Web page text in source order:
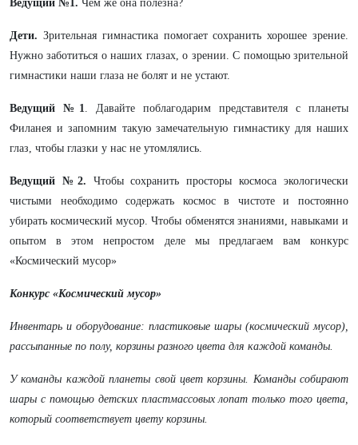
Ведущий №1. Чем же она полезна?
Дети. Зрительная гимнастика помогает сохранить хорошее зрение.
Нужно заботиться о наших глазах, о зрении. С помощью зрительной
гимнастики наши глаза не болят и не устают.
Ведущий №1. Давайте поблагодарим представителя с планеты
Филанея и запомним такую замечательную гимнастику для наших
глаз, чтобы глазки у нас не утомлялись.
Ведущий №2. Чтобы сохранить просторы космоса экологически
чистыми необходимо содержать космос в чистоте и постоянно
убирать космический мусор. Чтобы обменятся знаниями, навыками и
опытом в этом непростом деле мы предлагаем вам конкурс
«Космический мусор»
Конкурс «Космический мусор»
Инвентарь и оборудование: пластиковые шары (космический мусор),
рассыпанные по полу, корзины разного цвета для каждой команды.
У команды каждой планеты свой цвет корзины. Команды собирают
шары с помощью детских пластмассовых лопат только того цвета,
который соответствует цвету корзины.